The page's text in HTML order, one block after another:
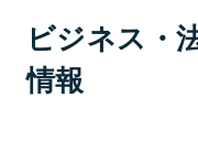
ビジネス・
情報